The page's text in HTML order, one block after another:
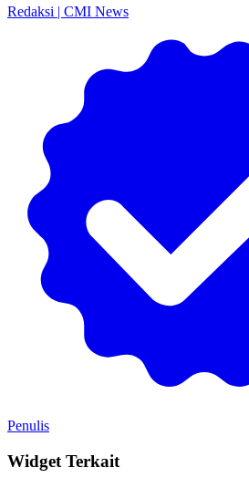
Redaksi | CMI News
Penulis
Widget Terkait